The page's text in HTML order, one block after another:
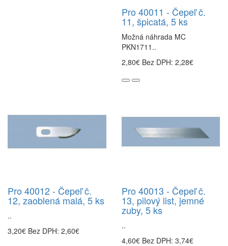
Pro 40011 - Čepeľ č.
11, špicatá, 5 ks
Možná náhrada MC
PKN1711..
2,80€ Bez DPH: 2,28€
Pro 40012 - Čepeľ č.
12, zaoblená malá, 5 ks
..
3,20€ Bez DPH: 2,60€
Pro 40013 - Čepeľ č.
13, pilový list, jemné
zuby, 5 ks
..
4,60€ Bez DPH: 3,74€